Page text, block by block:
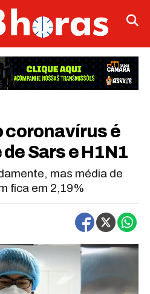
coronavírus é
Sars e H1N1
mas média de
fica em 2,19%